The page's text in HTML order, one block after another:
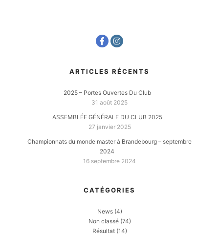
ARTICLES RÉCENTS
2025 – Portes Ouvertes Du Club
31 août 2025
ASSEMBLÉE GÉNÉRALE DU CLUB 2025
27 janvier 2025
Championnats du monde master à Brandebourg – septembre
2024
16 septembre 2024
CATÉGORIES
News(4)
Non classé(74)
Résultat(14)